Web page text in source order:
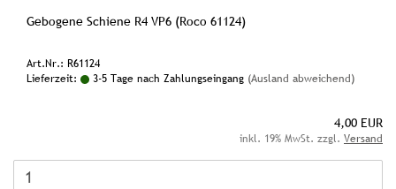
Gebogene Schiene R4 VP6 (Roco 61124)
Art.Nr.: R61124
Lieferzeit:
3-5 Tage nach Zahlungseingang (Ausland abweichend)
4,00 EUR
inkl. 19% MwSt. zzgl. Versand